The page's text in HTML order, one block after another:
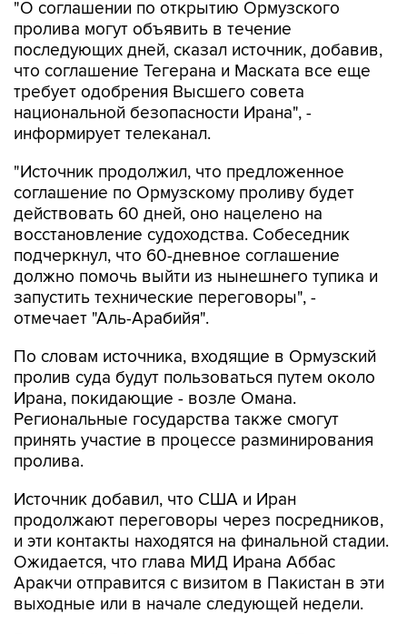
последующих дней, сказал источник, добавив,
что соглашение Тегерана и Маската все еще
требует одобрения Высшего совета
национальной безопасности Ирана", -
информирует телеканал.
"Источник продолжил, что предложенное
действовать 60 дней, оно нацелено на
восстановление судоходства. Собеседник
подчеркнул, что 60-дневное соглашение
должно помочь выйти из нынешнего тупика и
запустить технические переговоры", -
отмечает "Аль-Арабийя".
По словам источника, входящие в Ормузский
Ирана, покидающие - возле Омана.
Региональные государства также смогут
принять участие в процессе разминирования
пролива.
Источник добавил, что США и Иран
и эти контакты находятся на финальной стадии.
Ожидается, что глава МИД Ирана Аббас
Аракчи отправится с визитом в Пакистан в эти
выходные или в начале следующей недели.
Ранее в МИД Ирана сообщали, что Тегеран и